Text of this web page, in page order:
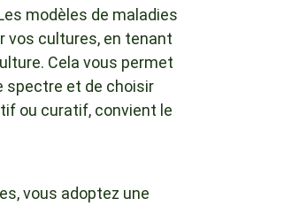
modèles de maladies
vos cultures, en tenant
Cela vous permet
spectre et de choisir
ou curatif, convient le
vous adoptez une